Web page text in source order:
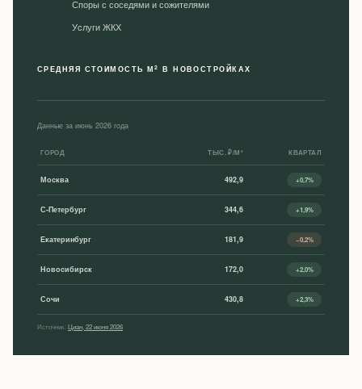
Споры с соседями и сожителями
Уcлуги ЖКХ
СРЕДНЯЯ СТОИМОСТЬ М2 В НОВОСТРОЙКАХ
Данные за июнь 2026 года
ГОРОД ТЫС. ₽/М² КВАРТАЛ
Москва 492,9 +0,7%
С-Петербург 344,6 +1,9%
Екатеринбург 181,9 −0,2%
Новосибирск 172,0 +2,0%
Сочи 430,8 +2,3%
Источник:Циан, 22 июня 2026